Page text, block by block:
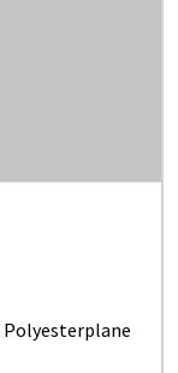
Polyesterplane